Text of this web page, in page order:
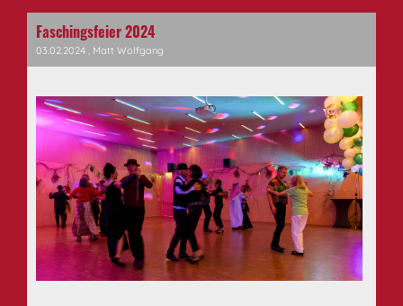
Faschingsfeier 2024
03.02.2024 , Matt Wolfgang